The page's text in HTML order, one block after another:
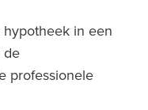
in een
de
professionele